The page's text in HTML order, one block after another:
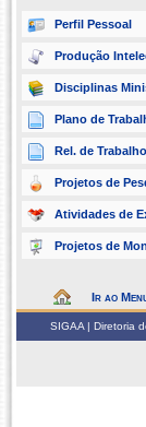
Perfil Pessoal
Produção
Disciplinas
Plano de
Rel. de
Projetos de
Atividades de
Projetos de
Ir ao
SIGAA | Diretoria